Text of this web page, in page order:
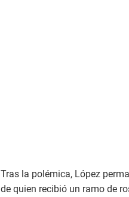
Tras la polémica, López
de quien recibió un ramo de